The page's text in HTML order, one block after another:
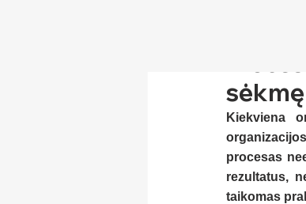
sėkmę
Kiekviena
procesas
rezultatus,
taikomas